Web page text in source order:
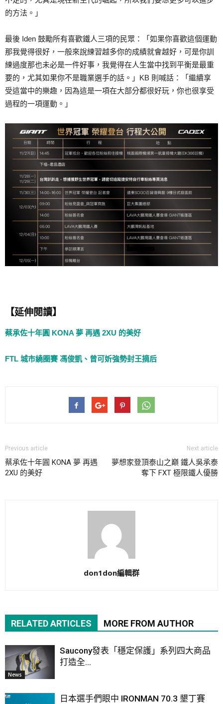
的方法。」
最後 Iden 鼓勵所有喜歡鐵人三項的民眾：「如果你喜歡這個運動
那我覺得很好，一般來說練習越多你的成績就會越好，可是你訓
練過度那也未必是一件好事，我覺得在人生當中找到平衡是最重
要的，尤其如果你不是職業選手的話。」KB 則喊話：「繼續享
受這當中的樂趣，因為這是一項在大部分都很好玩，你也很享受
過程的一項運動。」
【延伸閱讀】
蔡承佐十年圓 KONA 夢 再遇 2XU 的美好
FTL 城市繞圈賽 馮俊凱、曾可妡強勢封王摘后
Previous article
蔡承佐十年圓 KONA 夢 再遇
2XU 的美好
Next article
夢想家登頂泰山之巔 鐵人吳承泰
奪下 FXT 極限鐵人優勝
don1don編輯群
RELATED ARTICLES MORE FROM AUTHOR
News
Saucony發表「穩定保護」系列四大商品
打造全...
日本選手們眼中 IRONMAN 70.3 墾丁賽